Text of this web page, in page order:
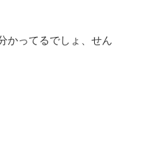
かってるでしょ、せん